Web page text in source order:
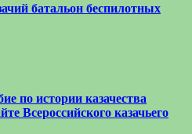
батальон беспилотных
по истории казачества
Всероссийского казачьего